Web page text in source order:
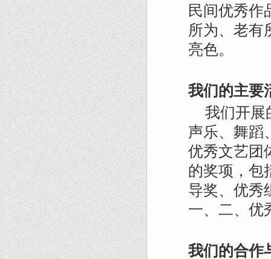
民间优秀作
所为、老有
亮色。
我们的主要
我们开展
声乐、舞蹈
优秀文艺团
的奖项，包
导奖、优秀
一、二、优
我们的合作